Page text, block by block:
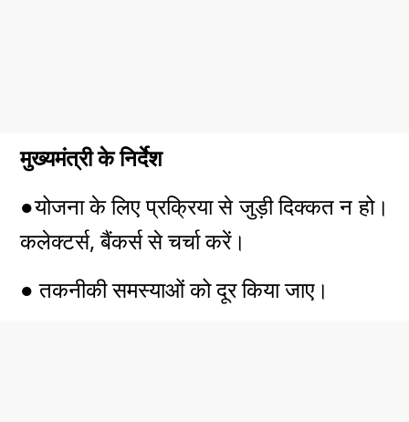
मुख्यमंत्री के निर्देश
●योजना के लिए प्रक्रिया से जुड़ी दिक्कत न हो।
कलेक्टर्स, बैंकर्स से चर्चा करें।
● तकनीकी समस्याओं को दूर किया जाए।